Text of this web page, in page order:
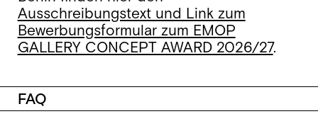
Ausschreibungstext und Link zum
Bewerbungsformular zum EMOP
GALLERY CONCEPT AWARD 2026/27.
FAQ